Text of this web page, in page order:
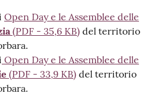
Open Day e le Assemblee delle
(PDF - 35,6 KB) del territorio
Open Day e le Assemblee delle
(PDF - 33,9 KB) del territorio